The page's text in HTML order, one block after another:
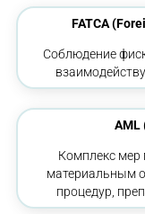
FATCA
Соблюдение
AML
Комплекс мер
материальным
процедур,